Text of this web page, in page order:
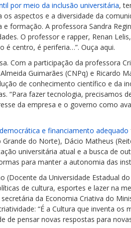
por meio da inclusão universitária,
aspectos e a diversidade da
A professora Sandra
O professor e rapper, Renan
é centro, é periferia…”. Ouça aqui.
Com a participação da professora
Guimarães (CNPq) e Ricardo
de conhecimento científico e da
“Para fazer tecnologia, precisamos
da empresa e o governo como
e financiamento adequado
do Norte), Dácio Matheus
universitária atual e a busca de
para manter a autonomia das
(Docente da Universidade Estadual
de cultura, esportes e lazer na
da Economia Criativa do
“É a Cultura que inventa os
pensar novas respostas para